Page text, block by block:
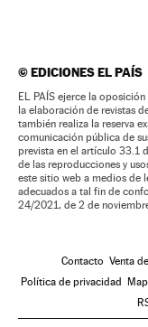
©EDICIONES EL PAÍS
EL PAÍS ejerce la
la elaboración de revistas
también realiza la reserva
comunicación pública de
prevista en el artículo 33.1
de las reproducciones y
este sitio web a medios de
adecuados a tal fin de
24/2021, de 2 de
Contacto Venta
Política de privacidad